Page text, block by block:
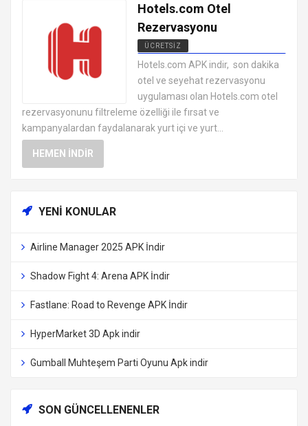
Hotels.com Otel
Rezervasyonu
ÜCRETSIZ
ANDROID TATIL VE SEYAHAT
UYGULAMALARI APK
Hotels.com APK indir, son dakika
otel ve seyehat rezervasyonu
uygulaması olan Hotels.com otel
rezervasyonunu filtreleme özelliği ile fırsat ve
kampanyalardan faydalanarak yurt içi ve yurt...
HEMEN İNDIR
YENI KONULAR
Airline Manager 2025 APK İndir
Shadow Fight 4: Arena APK İndir
Fastlane: Road to Revenge APK İndir
HyperMarket 3D Apk indir
Gumball Muhteşem Parti Oyunu Apk indir
SON GÜNCELLENENLER